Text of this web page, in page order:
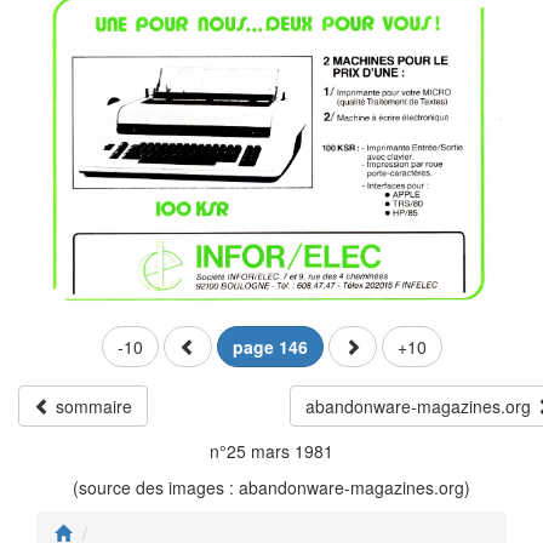
-10 page 146 +10
sommaire
abandonware-magazines.org
n°25 mars 1981
(source des images : abandonware-magazines.org)